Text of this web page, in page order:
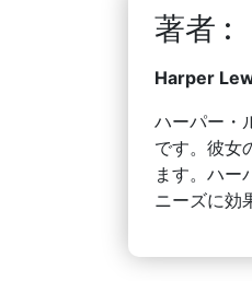
著者 :
Harper
ハーパー・
です。彼女
ます。ハー
ニーズに効